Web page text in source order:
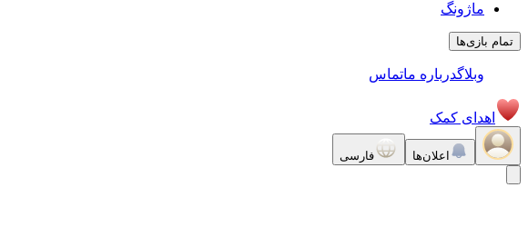
ماژونگ
تمام بازی‌ها
وبلاگدرباره ماتماس
اهدای کمک
اعلان‌ها فارسی